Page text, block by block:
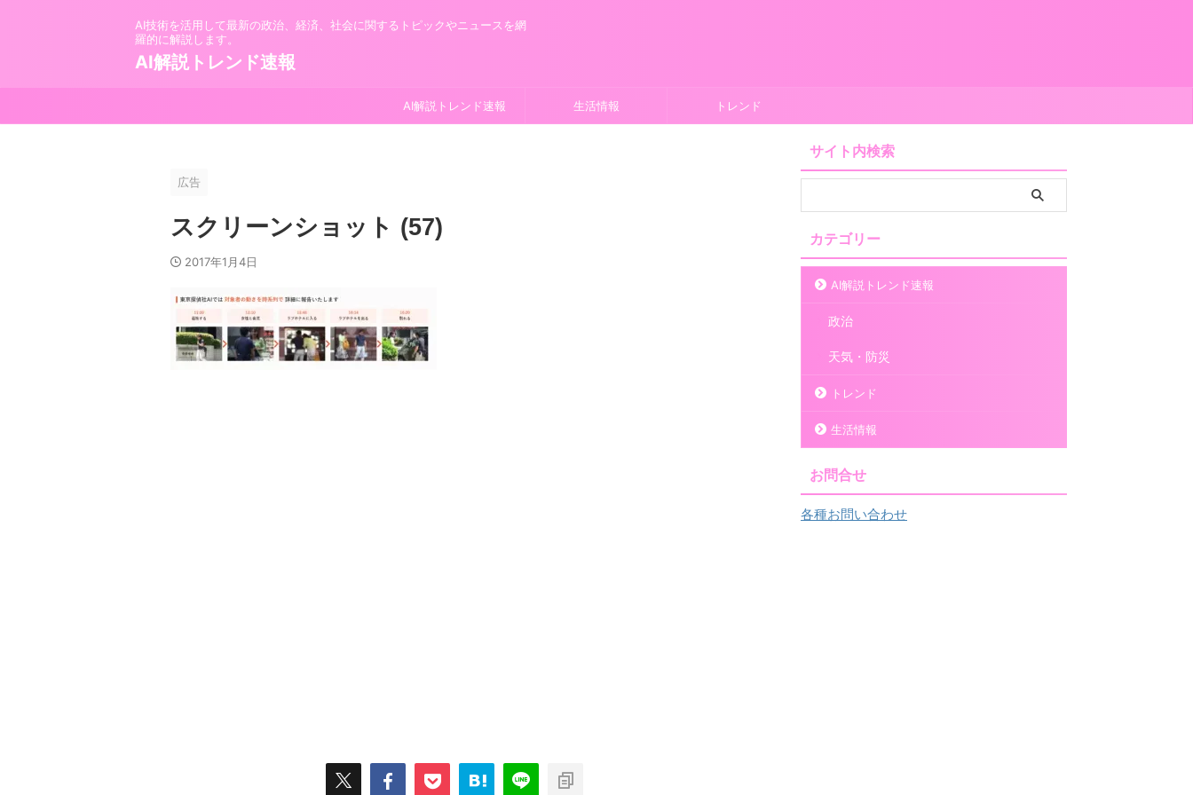
AI技術を活用して最新の政治、経済、社会に関するトピックやニュースを網
羅的に解説します。
AI解説トレンド速報
AI解説トレンド速報 生活情報 トレンド
広告
スクリーンショット (57)
2017年1月4日
サイト内検索
カテゴリー
AI解説トレンド速報
政治
天気・防災
トレンド
生活情報
お問合せ
各種お問い合わせ